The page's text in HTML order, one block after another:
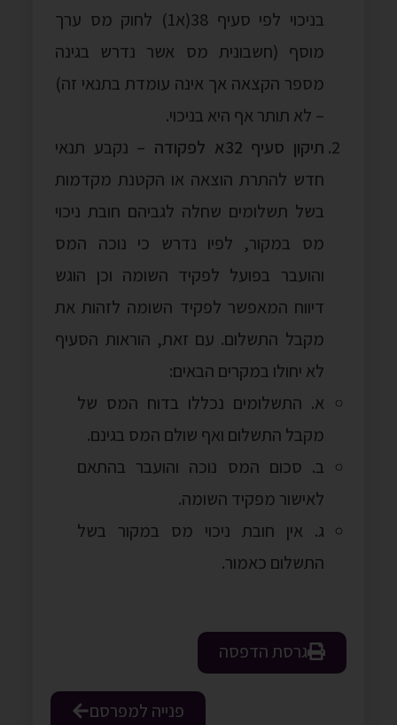
בניכוי לפי סעיף 38(א1) לחוק מס ערך
מוסף (חשבונית מס אשר נדרש בגינה
מספר הקצאה אך אינה עומדת בתנאי זה)
– לא תותר אף היא בניכוי.
תיקון סעיף 32א לפקודה
– נקבע תנאי
חדש להתרת הוצאה או הקטנת מקדמות
בשל תשלומים שחלה לגביהם חובת ניכוי
מס במקור, לפיו נדרש כי נוכה המס
והועבר בפועל לפקיד השומה וכן הוגש
דיווח המאפשר לפקיד השומה לזהות את
מקבל התשלום. עם זאת, הוראות הסעיף
לא יחולו במקרים הבאים:
א. התשלומים נכללו בדוח המס של
מקבל התשלום ואף שולם המס בגינם.
ב. סכום המס נוכה והועבר בהתאם
לאישור מפקיד השומה.
ג. אין חובת ניכוי מס במקור בשל
התשלום כאמור.
גרסת הדפסה
פנייה למפרסם